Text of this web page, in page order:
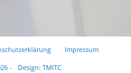
Impressum
-
Design: TMITC